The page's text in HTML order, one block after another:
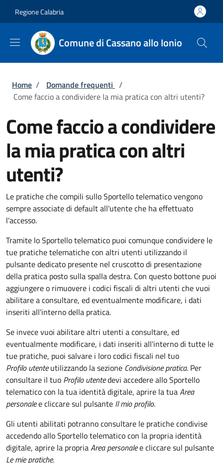
Regione Calabria
Comune di Cassano allo Ionio
Briciole di pane
Home / Domande frequenti /
Come faccio a condividere la mia pratica con altri utenti?
Come faccio a condividere
la mia pratica con altri
utenti?
Le pratiche che compili sullo Sportello telematico vengono
sempre associate di default all'utente che ha effettuato
l'accesso.
Tramite lo Sportello telematico puoi comunque condividere le
tue pratiche telematiche con altri utenti utilizzando il
pulsante dedicato presente nel cruscotto di presentazione
della pratica posto sulla spalla destra. Con questo bottone puoi
aggiungere o rimuovere i codici fiscali di altri utenti che vuoi
abilitare a consultare, ed eventualmente modificare, i dati
inseriti all'interno della pratica.
Se invece vuoi abilitare altri utenti a consultare, ed
eventualmente modificare, i dati inseriti all'interno di tutte le
tue pratiche, puoi salvare i loro codici fiscali nel tuo
Profilo utenteutilizzando la sezione Condivisione pratica. Per
consultare il tuo Profilo utentedevi accedere allo Sportello
telematico con la tua identità digitale, aprire la tuaArea
personalee cliccare sul pulsante Il mio profilo.
Gli utenti abilitati potranno consultare le pratiche condivise
accedendo allo Sportello telematico con la propria identità
digitale, aprire la propriaArea personalee cliccare sul pulsante
Le mie pratiche.